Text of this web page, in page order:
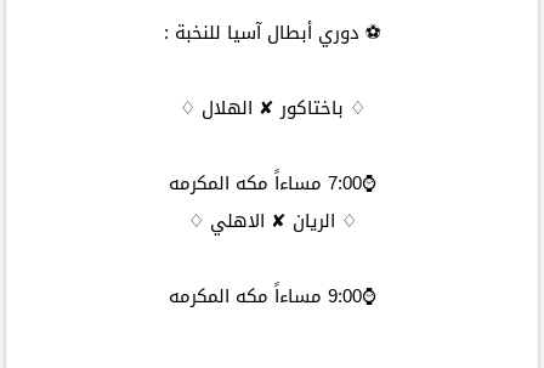
⚽ دوري أبطال آسيا للنخبة :
♢ باختاكور ✘ الهلال ♢
⌚7:00 مساءاً مكه المكرمه
♢ الريان ✘ الاهلي ♢
⌚9:00 مساءاً مكه المكرمه